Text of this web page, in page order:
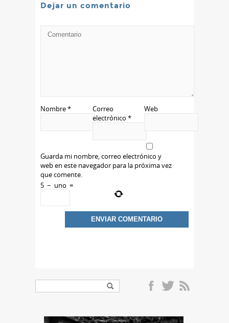
Dejar un comentario
Nombre*
Correo
electrónico *
Web
Guarda mi nombre, correo electrónico y
web en este navegador para la próxima vez
que comente.
5 − uno =